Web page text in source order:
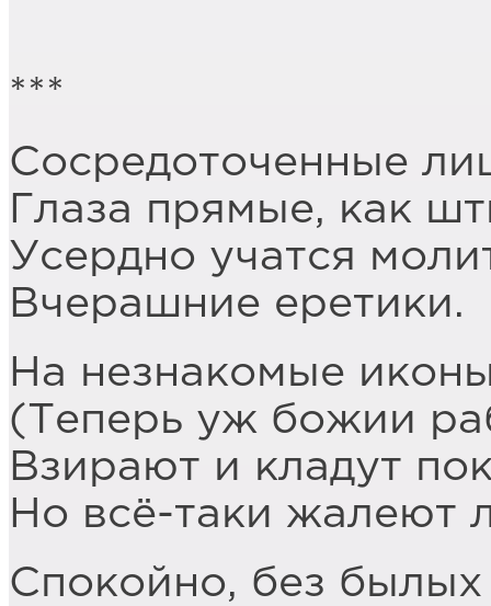
***
Сосредоточенные
Глаза прямые, как
Усердно учатся
Вчерашние еретики.
На незнакомые
(Теперь уж божии
Взирают и кладут
Но всё-таки жалеют
Спокойно, без былых